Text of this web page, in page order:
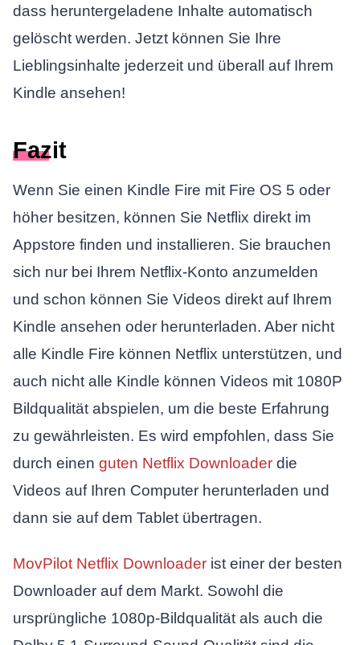
dass heruntergeladene Inhalte automatisch
gelöscht werden. Jetzt können Sie Ihre
Lieblingsinhalte jederzeit und überall auf Ihrem
Kindle ansehen!
Fazit
Wenn Sie einen Kindle Fire mit Fire OS 5 oder
höher besitzen, können Sie Netflix direkt im
Appstore finden und installieren. Sie brauchen
sich nur bei Ihrem Netflix-Konto anzumelden
und schon können Sie Videos direkt auf Ihrem
Kindle ansehen oder herunterladen. Aber nicht
alle Kindle Fire können Netflix unterstützen, und
auch nicht alle Kindle können Videos mit 1080P
Bildqualität abspielen, um die beste Erfahrung
zu gewährleisten. Es wird empfohlen, dass Sie
durch einen guten Netflix Downloaderdie
Videos auf Ihren Computer herunterladen und
dann sie auf dem Tablet übertragen.
MovPilot Netflix Downloaderist einer der besten
Downloader auf dem Markt. Sowohl die
ursprüngliche 1080p-Bildqualität als auch die